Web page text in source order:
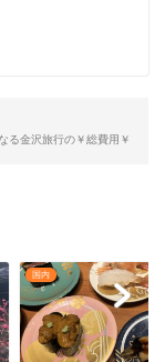
る金沢旅行の￥総費用￥
国内